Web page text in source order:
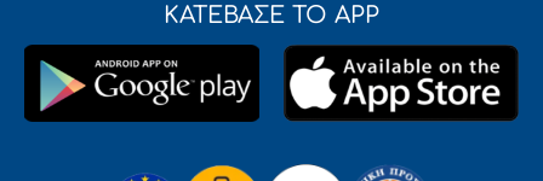
ΚΑΤΕΒΑΣΕ ΤΟ APP